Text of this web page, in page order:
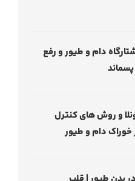
دام و طیور و رفع
و روش های کنترل
خوراک دام و طیور